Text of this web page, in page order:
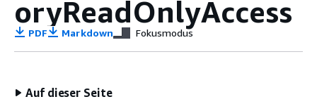
oryReadOnlyAccess
PDF Markdown Fokusmodus
Auf dieser Seite